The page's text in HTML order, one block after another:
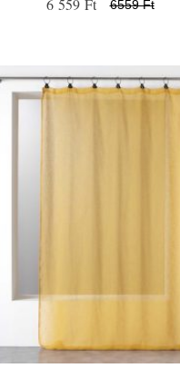
6 559 Ft 6559 Ft